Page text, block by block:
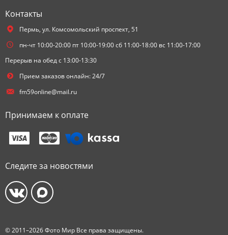
Контакты
Пермь, ул. Комсомольский проспект, 51
пн-чт 10:00-20:00 пт 10:00-19:00 сб 11:00-18:00 вс 11:00-17:00
Перерыв на обед с 13:00-13:30
Прием заказов онлайн: 24/7
fm59online@mail.ru
Принимаем к оплате
Следите за новостями
© 2011–2026 Фото Мир Все права защищены.